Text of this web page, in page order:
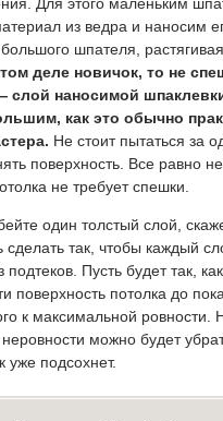
из ведра и наносим
шпателя,
деле новичок, то не
слой наносимой
как это обычно
Не стоит пытаться за
поверхность. Все равно не
не требует спешки.
один толстый слой,
сделать так, чтобы каждый
Пусть будет так,
поверхность потолка до
к максимальной ровности.
можно будет
уже подсохнет.